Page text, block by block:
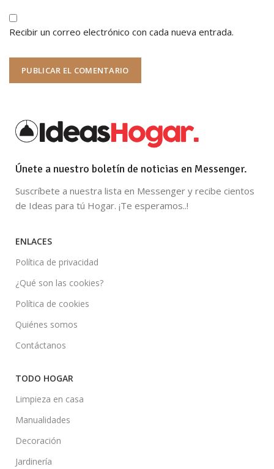
Recibir un correo electrónico con cada nueva entrada.
Únete a nuestro boletín de noticias en Messenger.
Suscríbete a nuestra lista en Messenger y recibe cientos
de Ideas para tú Hogar. ¡Te esperamos..!
ENLACES
Política de privacidad
¿Qué son las cookies?
Política de cookies
Quiénes somos
Contáctanos
TODO HOGAR
Limpieza en casa
Manualidades
Decoración
Jardinería